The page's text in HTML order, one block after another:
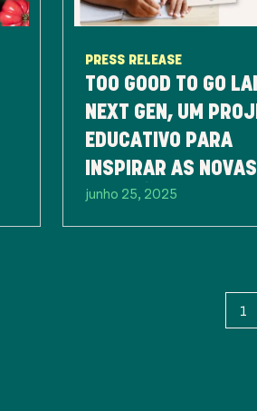
PRESS RELEASE
TOO GOOD TO GO
NEXT GEN, UM
EDUCATIVO PARA
INSPIRAR AS NOVAS
GERAÇÕES NA LUTA
CONTRA O
junho 25, 2025
1